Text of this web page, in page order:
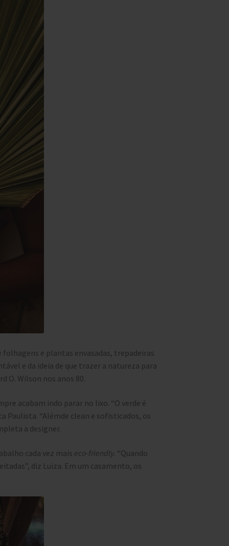
e plantas envasadas, trepadeiras
e da ideia de que trazer a natureza para
O. Wilson nos anos 80.
acabam indo parar no lixo. “O verde é
Paulista. “Alémde clean e sofisticados, os
a designer.
cada vez mais eco-friendly. “Quando
diz Luiza. Em um casamento, os